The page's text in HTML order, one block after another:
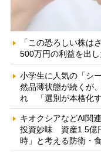
「この恐ろしい株
500万円の利益を出し
小学生に人気の「シ
然品薄状態が続くが
れ 「選別が本格化す
キオクシアなどAI関
投資妙味 資産1.5億
時」と考える防衛・